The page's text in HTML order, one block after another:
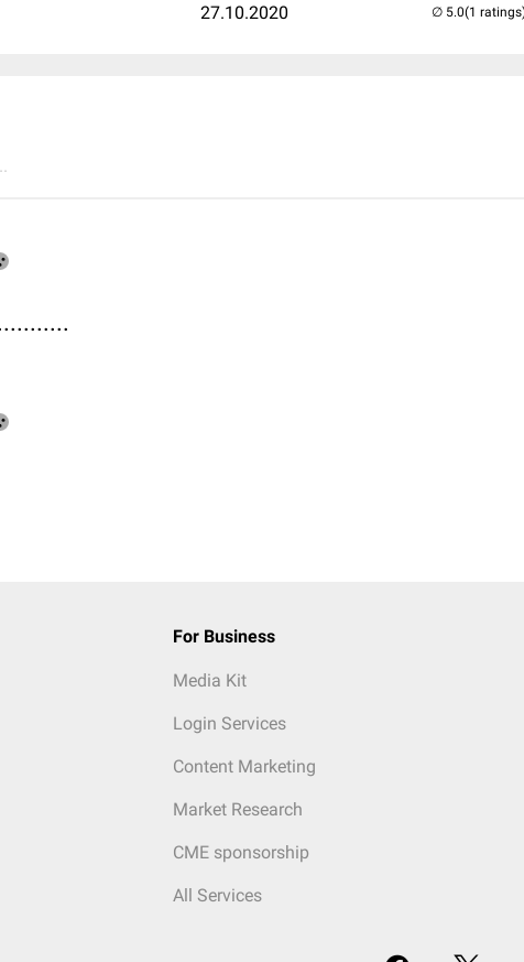
27.10.2020 (1
For Business
Media Kit
Login Services
Content Marketing
Market Research
CME sponsorship
All Services